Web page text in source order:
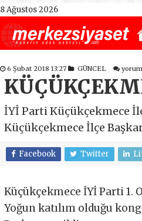
8 Ağustos 2026
6 Şubat 2018 13:27 GÜNCEL
İYİ Parti Küçükçekmece
Küçükçekmece İlçe
Facebook Twitter
Küçükçekmece İYİ Parti 1.
Yoğun katılım olduğu